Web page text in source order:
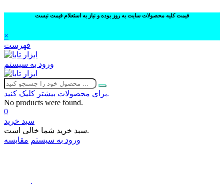
قیمت کلیه محصولات سایت به روز بوده و نیاز به استعلام قیمت نیست
×
فهرست
ورود به سیستم
برای محصولات بیشتر کلیک کنید.
No products were found.
0
سبد خرید
سبد خرید شما خالی است.
ورود به سیستم مقایسه